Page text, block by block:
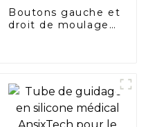
Boutons gauche et
droit de moulage